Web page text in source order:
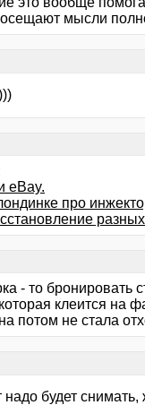
мысли
eBay.
про
- то бронировать
клеится на
потом не стала
надо будет